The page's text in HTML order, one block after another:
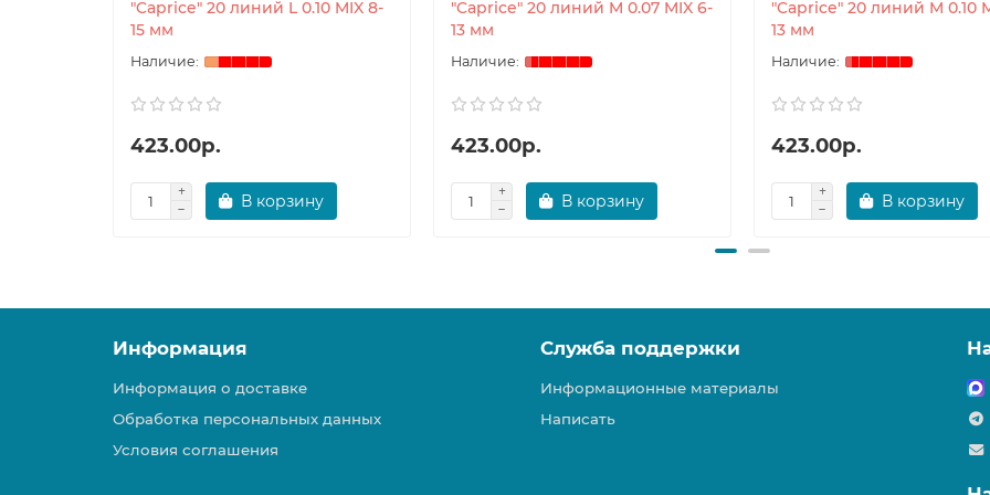
"Caprice" 20 линий L 0.10 MIX 8-
15 мм
423.00р.
В корзину
"Caprice" 20 линий M 0.07 MIX 6-
13 мм
423.00р.
В корзину
"Caprice" 20 линий M 0.10
13 мм
423.00р.
В корзину
Информация
Информация о доставке
Обработка персональных данных
Условия соглашения
Служба поддержки
Информационные материалы
Написать